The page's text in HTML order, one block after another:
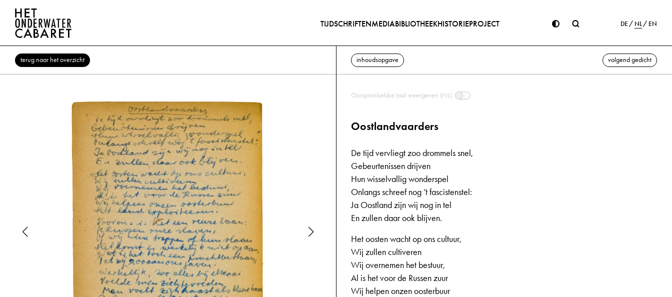
TIJDSCHRIFTENMEDIABIBLIOTHEEKHISTORIEPROJECT DE NL EN
terug naar het overzicht inhoudsopgave volgend gedicht
Oorspronkelijke taal weergeven (NL)
Oostlandvaarders
De tijd vervliegt zoo drommels snel,
Gebeurtenissen drijven
Hun wisselvallig wonderspel
Onlangs schreef nog ’t fascistenstel:
Ja Oostland zijn wij nog in tel
En zullen daar ook blijven.
Het oosten wacht op ons cultuur,
Wij zullen cultiveren
Wij overnemen het bestuur,
Al is het voor de Russen zuur
Wij helpen onzen oosterbuur